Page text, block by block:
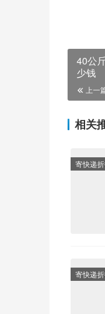
40公
少钱
上一
相关
寄快递
寄快递